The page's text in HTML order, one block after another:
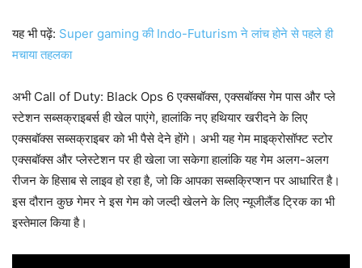
यह भी पढ़ें: Super gaming की Indo-Futurism ने लांच होने से पहले ही
मचाया तहलका
अभी Call of Duty: Black Ops 6 एक्सबॉक्स, एक्सबॉक्स गेम पास और प्ले
स्टेशन सब्सक्राइबर्स ही खेल पाएंगे, हालांकि नए हथियार खरीदने के लिए
एक्सबॉक्स सब्सक्राइबर को भी पैसे देने होंगे। अभी यह गेम माइक्रोसॉफ्ट स्टोर
एक्सबॉक्स और प्लेस्टेशन पर ही खेला जा सकेगा हालांकि यह गेम अलग-अलग
रीजन के हिसाब से लाइव हो रहा है, जो कि आपका सब्सक्रिप्शन पर आधारित है।
इस दौरान कुछ गेमर ने इस गेम को जल्दी खेलने के लिए न्यूजीलैंड ट्रिक का भी
इस्तेमाल किया है।